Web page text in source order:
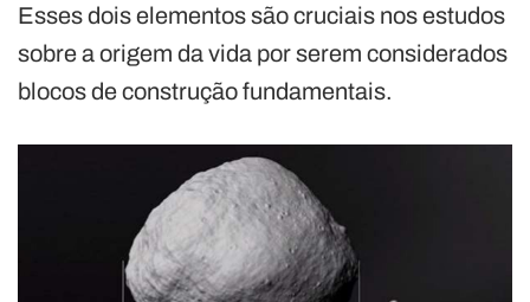
Esses dois elementos são cruciais nos estudos
sobre a origem da vida por serem considerados
blocos de construção fundamentais.